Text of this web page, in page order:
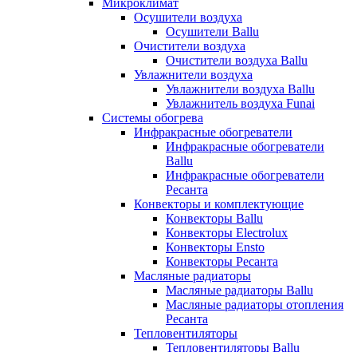
Микроклимат
Осушители воздуха
Осушители Ballu
Очистители воздуха
Очистители воздуха Ballu
Увлажнители воздуха
Увлажнители воздуха Ballu
Увлажнитель воздуха Funai
Системы обогрева
Инфракрасные обогреватели
Инфракрасные обогреватели
Ballu
Инфракрасные обогреватели
Ресанта
Конвекторы и комплектующие
Конвекторы Ballu
Конвекторы Electrolux
Конвекторы Ensto
Конвекторы Ресанта
Масляные радиаторы
Масляные радиаторы Ballu
Масляные радиаторы отопления
Ресанта
Тепловентиляторы
Тепловентиляторы Ballu